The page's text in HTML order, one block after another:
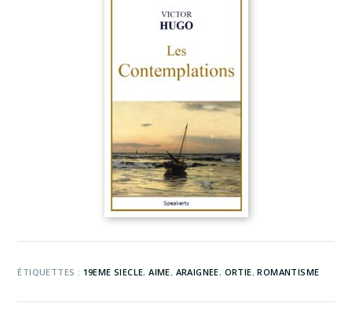
ÉTIQUETTES : 19EME SIECLE, AIME, ARAIGNEE, ORTIE, ROMANTISME